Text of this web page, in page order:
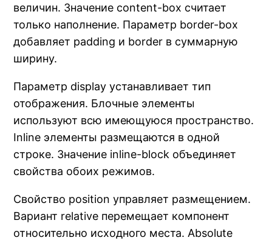
величин. Значение content-box считает
только наполнение. Параметр border-box
добавляет padding и border в суммарную
ширину.
Параметр display устанавливает тип
отображения. Блочные элементы
используют всю имеющуюся пространство.
Inline элементы размещаются в одной
строке. Значение inline-block объединяет
свойства обоих режимов.
Свойство position управляет размещением.
Вариант relative перемещает компонент
относительно исходного места. Absolute